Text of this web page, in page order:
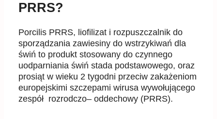
PRRS?
Porcilis PRRS, liofilizat i rozpuszczalnik do
sporządzania zawiesiny do wstrzykiwań dla
świń to produkt stosowany do czynnego
uodparniania świń stada podstawowego, oraz
prosiąt w wieku 2 tygodni przeciw zakażeniom
europejskimi szczepami wirusa wywołującego
zespół rozrodczo– oddechowy (PRRS).